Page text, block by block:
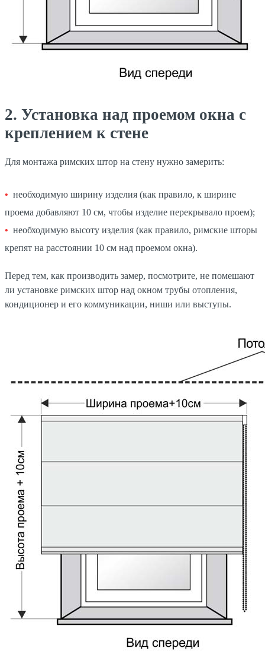
2. Установка над проемом окна с
креплением к стене
Для монтажа римских штор на стену нужно замерить:
необходимую ширину изделия (как правило, к ширине
проема добавляют 10 см, чтобы изделие перекрывало проем);
необходимую высоту изделия (как правило, римские шторы
крепят на расстоянии 10 см над проемом окна).
Перед тем, как производить замер, посмотрите, не помешают
ли установке римских штор над окном трубы отопления,
кондиционер и его коммуникации, ниши или выступы.